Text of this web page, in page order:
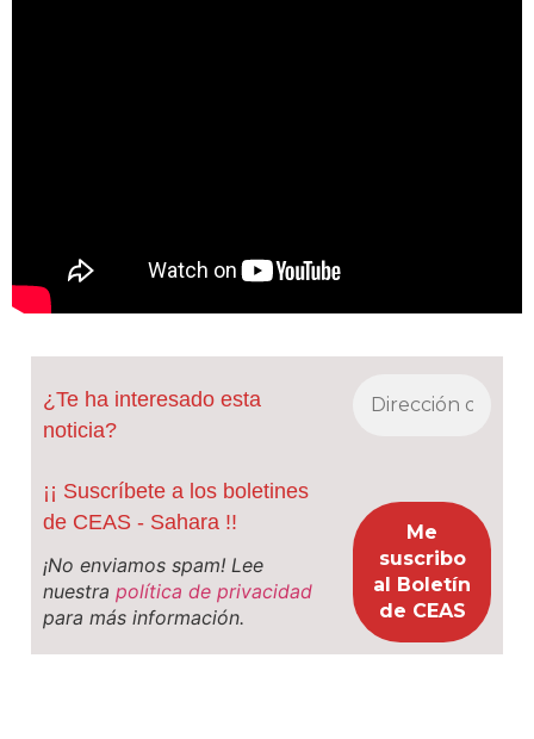
¿Te ha interesado esta
noticia?
¡¡ Suscríbete a los boletines
de CEAS - Sahara !!
¡No enviamos spam! Lee
nuestra política de privacidad
para más información.